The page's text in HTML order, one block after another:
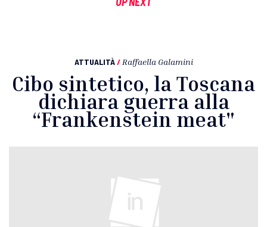
ATTUALITÀ / Raffaella Galamini
Cibo sintetico, la Toscana
dichiara guerra alla
“Frankenstein meat"